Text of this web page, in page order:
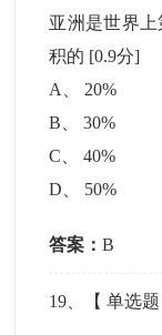
亚洲是世界
积的 [0.9分]
A
20%
B 、30%
C 、40%
D
50%
答案：B
19 、【单选题